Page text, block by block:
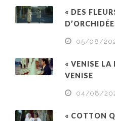
« DES
05/08/
« VENISE
VENISE
04/08/
« COTTON